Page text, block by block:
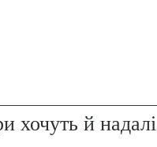
хочуть й надалі